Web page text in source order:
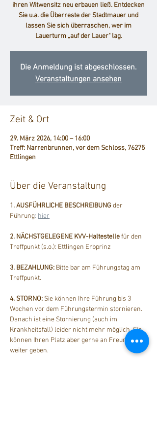
ihren Witwensitz neu erbauen ließ. Entdecken
Sie u.a. die Überreste der Stadtmauer und
lassen Sie sich überraschen, wer im
Lauerturm „auf der Lauer" lag.
Die Anmeldung ist abgeschlossen.
Veranstaltungen ansehen
Zeit & Ort
29. März 2026, 14:00 – 16:00
Treff: Narrenbrunnen, vor dem Schloss, 76275
Ettlingen
Über die Veranstaltung
1. AUSFÜHRLICHE BESCHREIBUNG der
Führung: hier
2. NÄCHSTGELEGENE KVV-Haltestelle für den
Treffpunkt (s.o.): Ettlingen Erbprinz
3. BEZAHLUNG: Bitte bar am Führungstag am
Treffpunkt.
4. STORNO: Sie können Ihre Führung bis 3
Wochen vor dem Führungstermin stornieren.
Danach ist eine Stornierung (auch im
Krankheitsfall) leider nicht mehr möglich. Sie
können Ihren Platz aber gerne an Freunde
weiter geben.